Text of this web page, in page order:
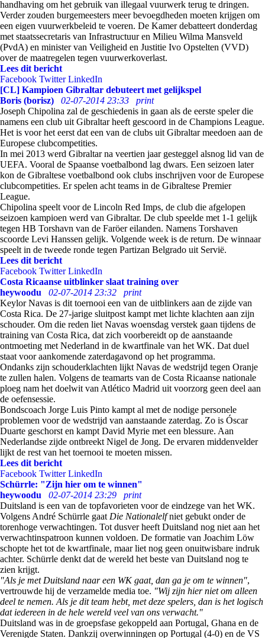
handhaving om het gebruik van illegaal vuurwerk terug te dringen.
Verder zouden burgemeesters meer bevoegdheden moeten krijgen om
een eigen vuurwerkbeleid te voeren. De Kamer debatteert donderdag
met staatssecretaris van Infrastructuur en Milieu Wilma Mansveld
(PvdA) en minister van Veiligheid en Justitie Ivo Opstelten (VVD)
over de maatregelen tegen vuurwerkoverlast.
Lees dit bericht
Facebook Twitter LinkedIn
[CL] Kampioen Gibraltar debuteert met gelijkspel
Boris (borisz)
02-07-2014 23:33
print
Joseph Chipolina zal de geschiedenis in gaan als de eerste speler die
namens een club uit Gibraltar heeft gescoord in de Champions League.
Het is voor het eerst dat een van de clubs uit Gibraltar meedoen aan de
Europese clubcompetities.
In mei 2013 werd Gibraltar na veertien jaar gesteggel alsnog lid van de
UEFA. Vooral de Spaanse voetbalbond lag dwars. Een seizoen later
kon de Gibraltese voetbalbond ook clubs inschrijven voor de Europese
clubcompetities. Er spelen acht teams in de Gibraltese Premier
League.
Chipolina speelt voor de Lincoln Red Imps, de club die afgelopen
seizoen kampioen werd van Gibraltar. De club speelde met 1-1 gelijk
tegen HB Torshavn van de Faröer eilanden. Namens Torshaven
scoorde Levi Hanssen gelijk. Volgende week is de return. De winnaar
speelt in de tweede ronde tegen Partizan Belgrado uit Servië.
Lees dit bericht
Facebook Twitter LinkedIn
Costa Ricaanse uitblinker slaat training over
heywoodu
02-07-2014 23:32
print
Keylor Navas is dit toernooi een van de uitblinkers aan de zijde van
Costa Rica. De 27-jarige sluitpost kampt met lichte klachten aan zijn
schouder. Om die reden liet Navas woensdag verstek gaan tijdens de
training van Costa Rica, dat zich voorbereidt op de aanstaande
ontmoeting met Nederland in de kwartfinale van het WK. Dat duel
staat voor aankomende zaterdagavond op het programma.
Ondanks zijn schouderklachten lijkt Navas de wedstrijd tegen Oranje
te zullen halen. Volgens de teamarts van de Costa Ricaanse nationale
ploeg nam het doelwit van Atlético Madrid uit voorzorg geen deel aan
de oefensessie.
Bondscoach Jorge Luis Pinto kampt al met de nodige personele
problemen voor de wedstrijd van aanstaande zaterdag. Zo is Óscar
Duarte geschorst en kampt David Myrie met een blessure. Aan
Nederlandse zijde ontbreekt Nigel de Jong. De ervaren middenvelder
lijkt de rest van het toernooi te moeten missen.
Lees dit bericht
Facebook Twitter LinkedIn
Schürrle: "Zijn hier om te winnen"
heywoodu
02-07-2014 23:29
print
Duitsland is een van de topfavorieten voor de eindzege van het WK.
Volgens André Schürrle gaat Die Nationalelfniet gebukt onder de
torenhoge verwachtingen. Tot dusver heeft Duitsland nog niet aan het
verwachtinspatroon kunnen voldoen. De formatie van Joachim Löw
schopte het tot de kwartfinale, maar liet nog geen onuitwisbare indruk
achter. Schürrle denkt dat de wereld het beste van Duitsland nog te
zien krijgt.
"Als je met Duitsland naar een WK gaat, dan ga je om te winnen",
vertrouwde hij de verzamelde media toe. "Wij zijn hier niet om alleen
deel te nemen. Als je dit team hebt, met deze spelers, dan is het logisch
dat iedereen in de hele wereld veel van ons verwacht."
Duitsland was in de groepsfase gekoppeld aan Portugal, Ghana en de
Verenigde Staten. Dankzij overwinningen op Portugal (4-0) en de VS